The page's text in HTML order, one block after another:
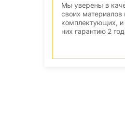
Мы уверены в
своих материалов
комплектующих,
них гарантию 2